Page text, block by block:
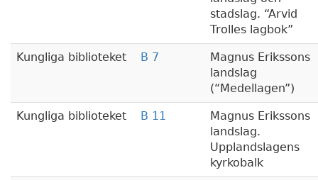
stadslag.
Arvid
Trolles lagbok
Kungliga biblioteket B 7
Magnus Erikssons
landslag
( Medellagen )
Kungliga biblioteket B 11
Magnus Erikssons
landslag.
Upplandslagens
kyrkobalk